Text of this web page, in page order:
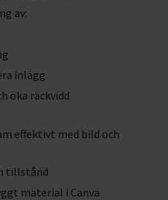
av:
inlägg
öka räckvidd
effektivt med bild och
tillstånd
material i Canva